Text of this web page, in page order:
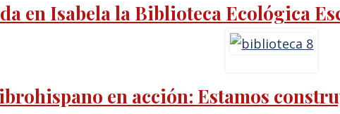
en Isabela la Biblioteca Ecológica
en acción: Estamos